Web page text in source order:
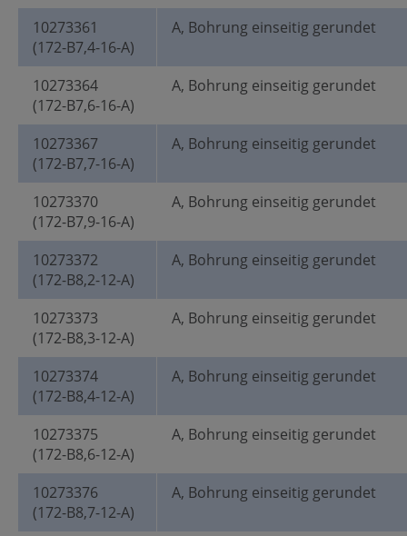
10273361
(172-B7,4-16-A)
A, Bohrung einseitig gerundet
10273364
(172-B7,6-16-A)
A, Bohrung einseitig gerundet
10273367
(172-B7,7-16-A)
A, Bohrung einseitig gerundet
10273370
(172-B7,9-16-A)
A, Bohrung einseitig gerundet
10273372
(172-B8,2-12-A)
A, Bohrung einseitig gerundet
10273373
(172-B8,3-12-A)
A, Bohrung einseitig gerundet
10273374
(172-B8,4-12-A)
A, Bohrung einseitig gerundet
10273375
(172-B8,6-12-A)
A, Bohrung einseitig gerundet
10273376
(172-B8,7-12-A)
A, Bohrung einseitig gerundet